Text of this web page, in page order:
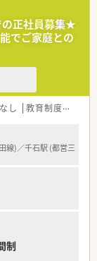
キス剤に興味があ
に有益な環境とい
る体制のため、一
最適な職場環境
を誇り、地域の
開しており、店舗
も極めてスムー
よりも大切にし
遇をモットーとし
ほとんど発生し
効活用いただけま
の正社員募集★
でご家庭との
し 教育制度あり
線)／千石駅 (都営三
制